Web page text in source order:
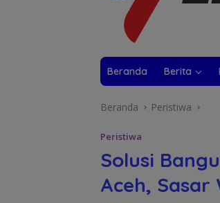
Beranda Berita
Beranda Peristiwa
Peristiwa
Solusi
Aceh,